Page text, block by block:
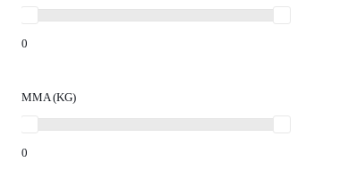
0
MMA (KG)
0